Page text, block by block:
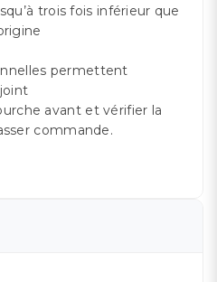
trois fois inférieur que
permettent
avant et vérifier la
commande.